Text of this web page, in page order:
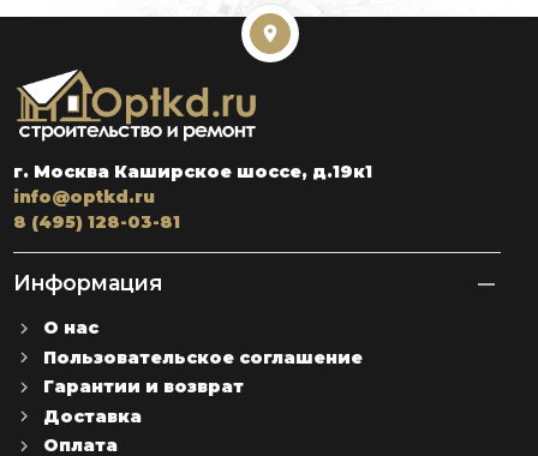
г. Москва Каширское шоссе, д.19к1
info@optkd.ru
8 (495) 128-03-81
Информация
О нас
Пользовательское соглашение
Гарантии и возврат
Доставка
Оплата